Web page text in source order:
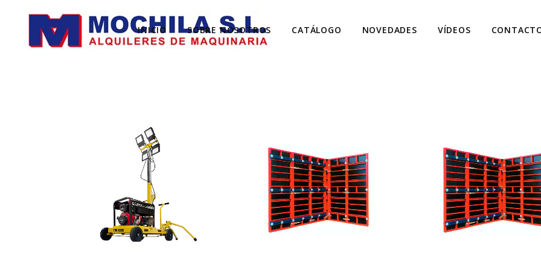
INICIO SOBRE NOSOTROS CATÁLOGO NOVEDADES VÍDEOS